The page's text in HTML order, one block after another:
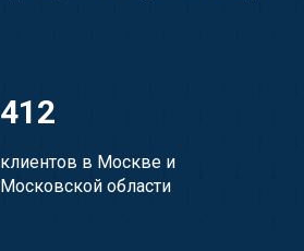
412
клиентов в Москве и
Московской области